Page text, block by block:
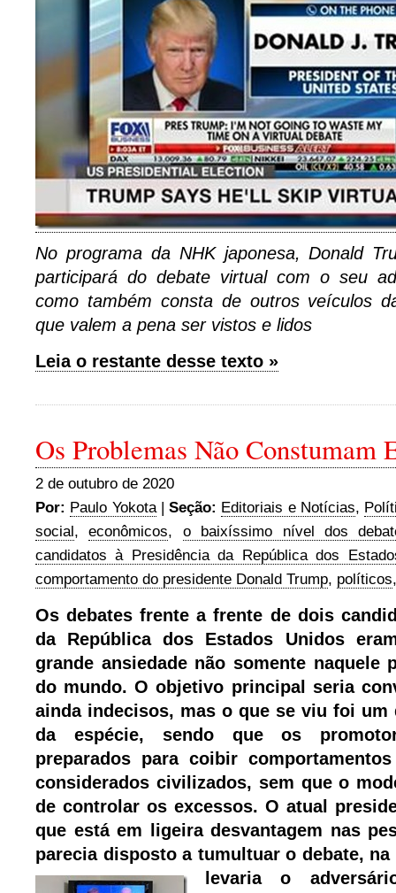
No programa da NHK japonesa, Donald
participará do debate virtual com o seu
como também consta de outros veículos
que valem a pena ser vistos e lidos
Leia o restante desse texto »
Os Problemas Não Constumam
2 de outubro de 2020
Por: Paulo Yokota|Seção: Editoriais e Notícias,
social,econômicos, o baixíssimo nível dos
candidatos à Presidência da República dos
comportamento do presidente Donald Trump, políticos
Os debates frente a frente de dois
da República dos Estados Unidos
grande ansiedade não somente naquele
do mundo. O objetivo principal seria
ainda indecisos, mas o que se viu foi um
da espécie, sendo que os
preparados para coibir
considerados civilizados, sem que o
de controlar os excessos. O atual
que está em ligeira desvantagem nas
parecia disposto a tumultuar o debate,
levaria o